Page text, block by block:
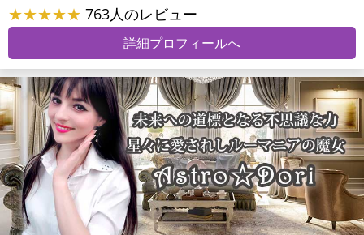
★★★★★ 763人のレビュー
詳細プロフィールへ